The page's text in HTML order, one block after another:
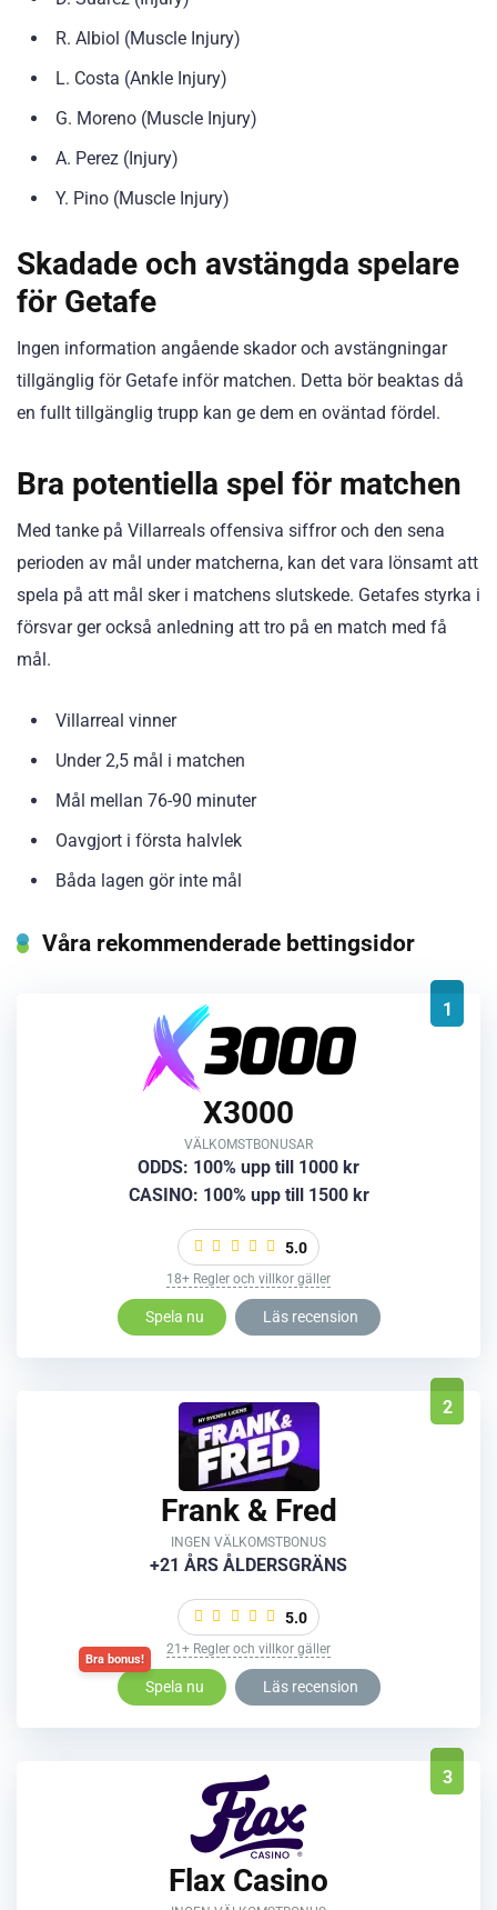
R. Albiol (Muscle Injury)
L. Costa (Ankle Injury)
G. Moreno (Muscle Injury)
A. Perez (Injury)
Y. Pino (Muscle Injury)
Skadade och avstängda spelare
för Getafe
Ingen information angående skador och avstängningar
tillgänglig för Getafe inför matchen. Detta bör beaktas då
en fullt tillgänglig trupp kan ge dem en oväntad fördel.
Bra potentiella spel för matchen
Med tanke på Villarreals offensiva siffror och den sena
perioden av mål under matcherna, kan det vara lönsamt att
spela på att mål sker i matchens slutskede. Getafes styrka i
försvar ger också anledning att tro på en match med få
mål.
Villarreal vinner
Under 2,5 mål i matchen
Mål mellan 76-90 minuter
Oavgjort i första halvlek
Båda lagen gör inte mål
Våra rekommenderade bettingsidor
1
X3000
VÄLKOMSTBONUSAR
ODDS: 100% upp till 1000 kr
CASINO: 100% upp till 1500 kr
5.0
18+ Regler och villkor gäller
Spela nu Läs recension
2
Frank & Fred
INGEN VÄLKOMSTBONUS
+21 ÅRS ÅLDERSGRÄNS
5.0
21+ Regler och villkor gäller
Spela nu Läs recension
3
Flax Casino